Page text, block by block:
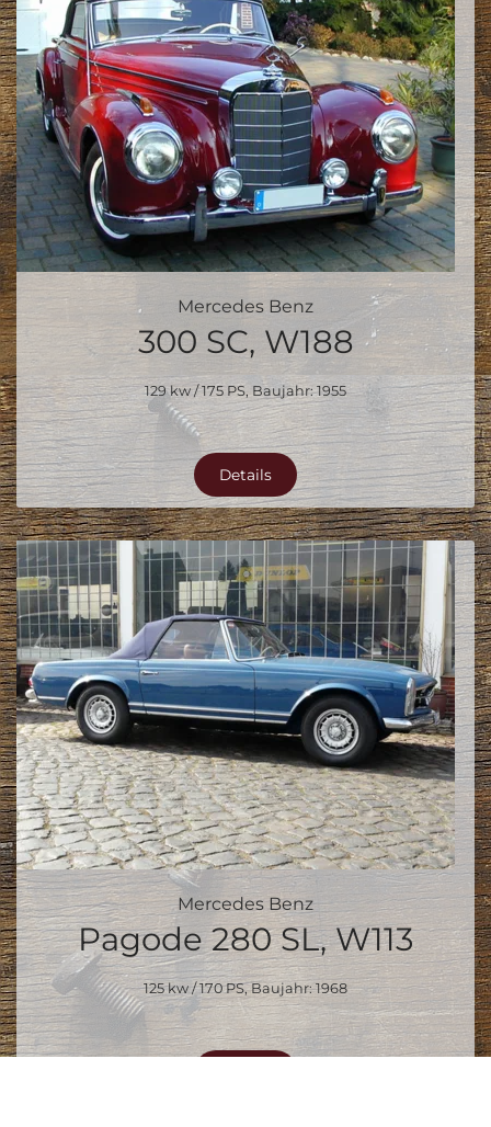
Mercedes Benz
300 SC, W188
129 kw / 175 PS, Baujahr: 1955
Details
Mercedes Benz
Pagode 280 SL, W113
125 kw / 170 PS, Baujahr: 1968